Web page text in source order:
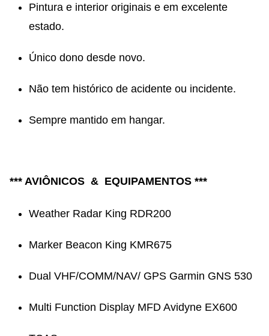
Pintura e interior originais e em excelente
estado.
Único dono desde novo.
Não tem histórico de acidente ou incidente.
Sempre mantido em hangar.
*** AVIÔNICOS & EQUIPAMENTOS ***
Weather Radar King RDR200
Marker Beacon King KMR675
Dual VHF/COMM/NAV/ GPS Garmin GNS 530
Multi Function Display MFD Avidyne EX600